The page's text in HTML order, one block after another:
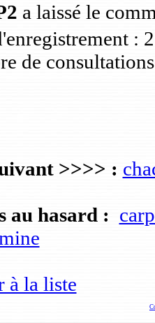
a laissé le
:
de
>>>> :
au hasard :
à la liste